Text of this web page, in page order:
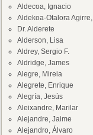
Aldecoa, Ignacio
Aldekoa-Otalora
Dr. Alderete
Alderson, Lisa
Aldrey, Sergio F.
Aldridge, James
Alegre, Mireia
Alegrete, Enrique
Alegría, Jesús
Aleixandre, Marilar
Alejandre, Jaime
Alejandro, Álvaro